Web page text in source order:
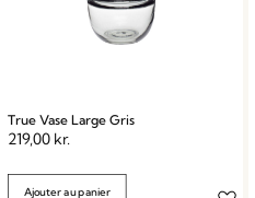
True Vase Large Gris
219,00 kr.
Ajouter au panier